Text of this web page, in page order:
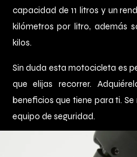
capacidad de 11 litros y un
kilómetros por litro, además
kilos.
Sin duda esta motocicleta es
que elijas recorrer.
beneficios que tiene para ti.
equipo de seguridad.